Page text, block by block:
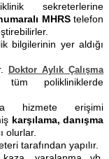
sekreterlerine
MHRStelefon
bilgilerinin yer aldığı
Doktor Aylık Çalışma
polikliniklerde
hizmete erişimi
karşılama, danışma
olurlar.
tarafından yapılır.